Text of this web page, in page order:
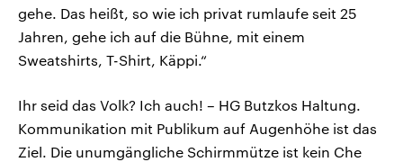
gehe. Das heißt, so wie ich privat rumlaufe seit 25
Jahren, gehe ich auf die Bühne, mit einem
Sweatshirts, T-Shirt, Käppi.“
Ihr seid das Volk? Ich auch! – HG Butzkos Haltung.
Kommunikation mit Publikum auf Augenhöhe ist das
Ziel. Die unumgängliche Schirmmütze ist kein Che